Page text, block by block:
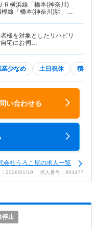
ＪＲ横浜線「橋本(神奈川)
線「橋本(神奈川)駅」
様を対象としたリハビリ
自宅にお伺…
業少なめ 土日祝休 積極採
い合わせる
会社うろこ屋の求人一覧
：2026/01/19 求人番号：603477
停止